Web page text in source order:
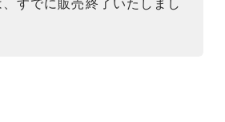
すでに販売終了いたしまし